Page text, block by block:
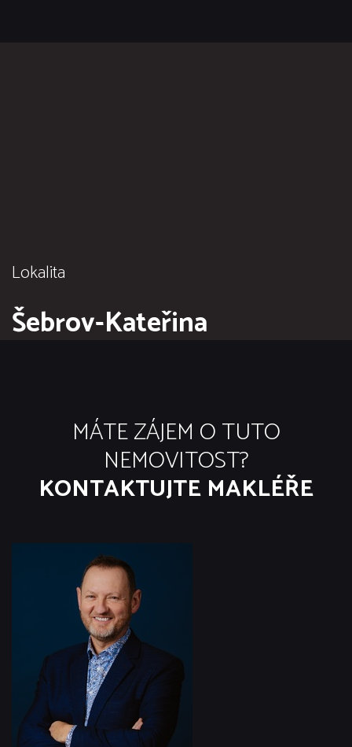
Lokalita
Šebrov-Kateřina
MÁTE ZÁJEM O TUTO
NEMOVITOST?
KONTAKTUJTE MAKLÉŘE